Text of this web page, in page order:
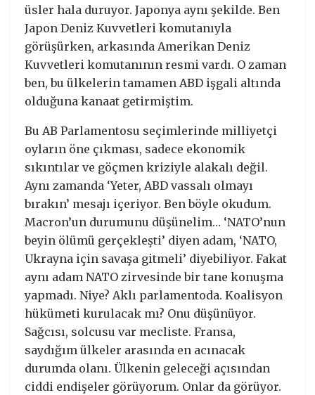
üsler hala duruyor. Japonya aynı şekilde. Ben
Japon Deniz Kuvvetleri komutanıyla
görüşürken, arkasında Amerikan Deniz
Kuvvetleri komutanının resmi vardı. O zaman
ben, bu ülkelerin tamamen ABD işgali altında
olduğuna kanaat getirmiştim.
Bu AB Parlamentosu seçimlerinde milliyetçi
oyların öne çıkması, sadece ekonomik
sıkıntılar ve göçmen kriziyle alakalı değil.
Aynı zamanda ‘Yeter, ABD vassalı olmayı
bırakın’ mesajı içeriyor. Ben böyle okudum.
Macron’un durumunu düşünelim… ‘NATO’nun
beyin ölümü gerçekleşti’ diyen adam, ‘NATO,
Ukrayna için savaşa gitmeli’ diyebiliyor. Fakat
aynı adam NATO zirvesinde bir tane konuşma
yapmadı. Niye? Aklı parlamentoda. Koalisyon
hükümeti kurulacak mı? Onu düşünüyor.
Sağcısı, solcusu var mecliste. Fransa,
saydığım ülkeler arasında en acınacak
durumda olanı. Ülkenin geleceği açısından
ciddi endişeler görüyorum. Onlar da görüyor.